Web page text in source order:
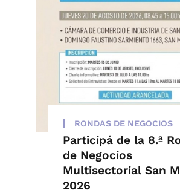
RONDAS DE NEGOCIOS
Participá de la 8.ª
de Negocios
Multisectorial San
2026